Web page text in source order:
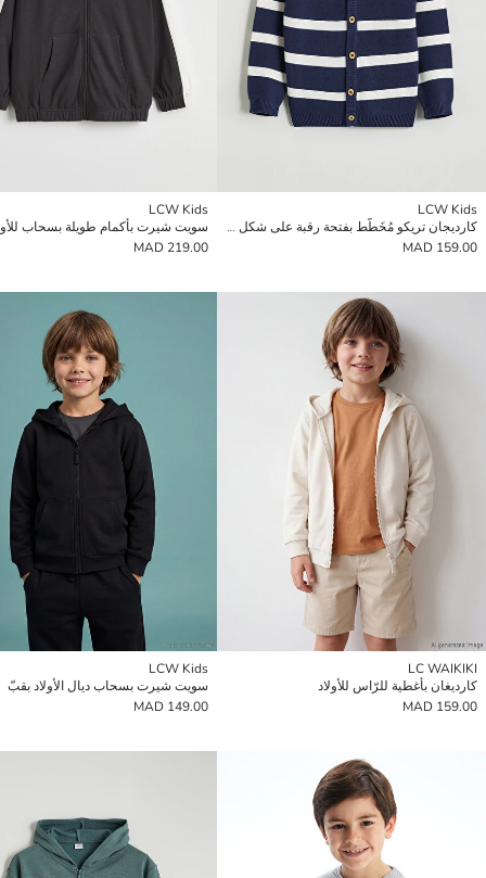
LCW Kids
كارديجان تريكو مُخَطَّط بفتحة رقبة على شكل حرف V للأولاد
159.00 MAD
LCW Kids
219.00 MAD
LC WAIKIKI
كارديغان بأغطية للرّاس للأولاد
159.00 MAD
LCW Kids
سويت شيرت بسحاب ديال الأولاد بقبّ
149.00 MAD